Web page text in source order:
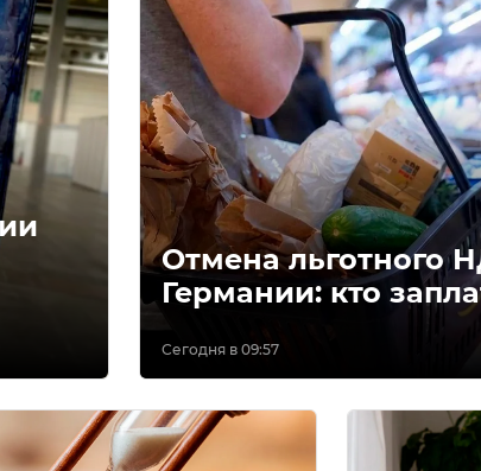
Отмена льготного
Германии: кто
Сегодня в 09:57